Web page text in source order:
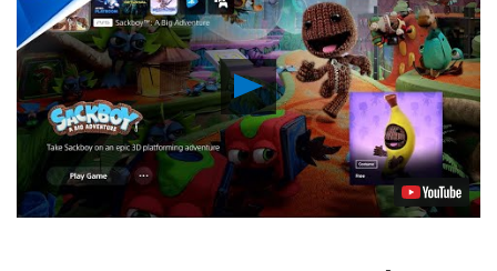
Reproducir
vídeo